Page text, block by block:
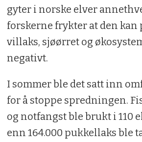
gyter i norske elver
forskerne frykter at den kan
villaks, sjøørret og
negativt.
I sommer ble det satt inn
for å stoppe spredningen.
og notfangst ble brukt i 110
enn 164.000 pukkellaks ble